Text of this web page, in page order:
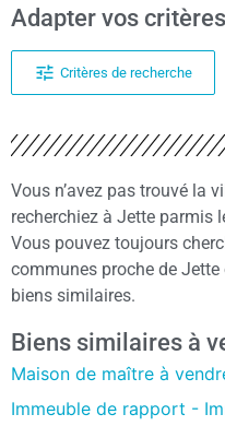
Adapter vos
Critères de recherche
Vous n’avez pas trouvé la
recherchiez à Jette parmis
Vous pouvez toujours
communes proche de
biens similaires.
Biens similaires à
Maison de maître à
Immeuble de rapport -